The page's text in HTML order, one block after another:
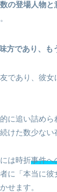
の登場人物と
方であり、も
であり、彼女
に追い詰めら
けた数少ない
は時折事件へ
に「本当に彼
せます。